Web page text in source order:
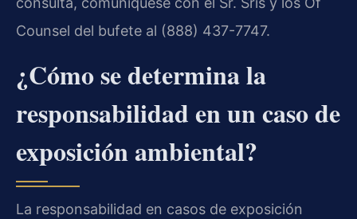
Counsel del bufete al (888) 437-7747.
¿Cómo se determina la
responsabilidad en un caso de
exposición ambiental?
La responsabilidad en casos de exposición